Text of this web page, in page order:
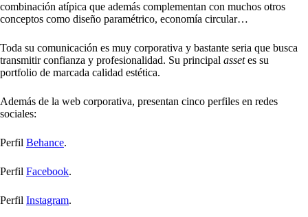
combinación atípica que además complementan con muchos otros
conceptos como diseño paramétrico, economía circular…
Toda su comunicación es muy corporativa y bastante seria que busca
transmitir confianza y profesionalidad. Su principal assetes su
portfolio de marcada calidad estética.
Además de la web corporativa, presentan cinco perfiles en redes
sociales:
Perfil Behance.
Perfil Facebook.
Perfil Instagram.